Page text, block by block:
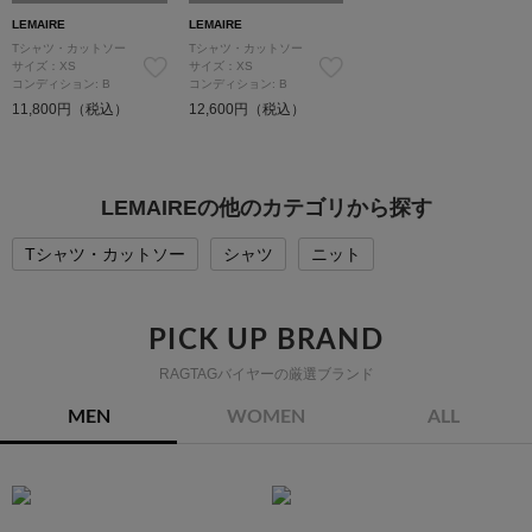
LEMAIRE
Tシャツ・カットソー
サイズ：XS
コンディション: B
11,800円（税込）
LEMAIRE
Tシャツ・カットソー
サイズ：XS
コンディション: B
12,600円（税込）
LEMAIREの他のカテゴリから探す
Tシャツ・カットソー シャツ ニット
PICK UP BRAND
RAGTAGバイヤーの厳選ブランド
MEN WOMEN ALL